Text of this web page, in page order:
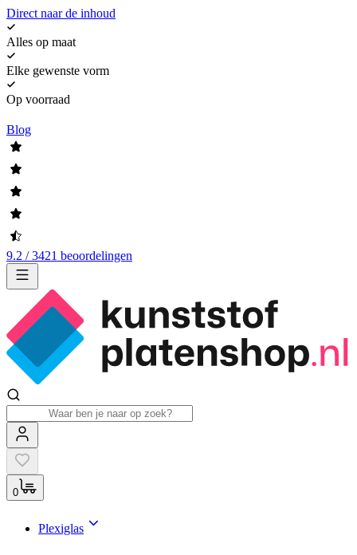
Direct naar de inhoud
Alles op maat
Elke gewenste vorm
Op voorraad
Blog
9.2 / 3421 beoordelingen
0
Plexiglas